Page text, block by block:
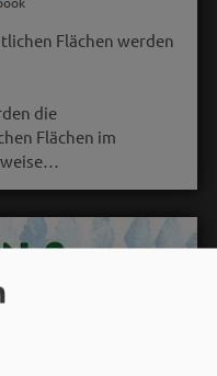
Flächen werden
die
Flächen im